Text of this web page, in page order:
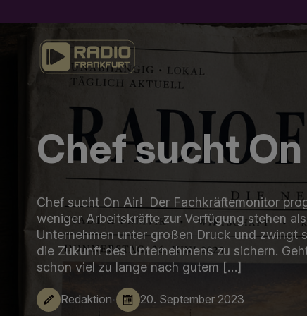
Chef sucht
Chef sucht On Air! Der Fachkräftemonitor
weniger Arbeitskräfte zur Verfügung stehen
Unternehmen unter großen Druck und zwingt
die Zukunft des Unternehmens zu sichern.
schon viel zu lange nach gutem […]
Redaktion· 20. September 2023